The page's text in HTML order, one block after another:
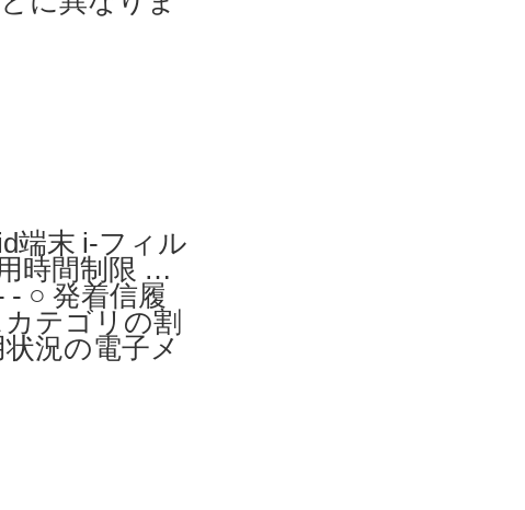
端末 i-フィル
時間制限 ブ
○ 発着信履
テゴリの割
況の電子メ